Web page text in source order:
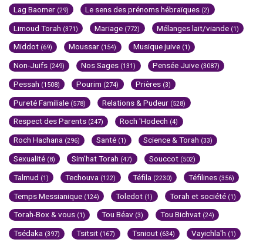
Lag Baomer (29) Le sens des prénoms hébraïques (2)
Limoud Torah (371) Mariage (772) Mélanges lait/viande (1)
Middot (69) Moussar (154) Musique juive (1)
Non-Juifs (249) Nos Sages (131) Pensée Juive (3087)
Pessah (1508) Pourim (274) Prières (3)
Pureté Familiale (578) Relations & Pudeur (528)
Respect des Parents (247) Roch 'Hodech (4)
Roch Hachana (296) Santé (1) Science & Torah (33)
Sexualité (8) Sim'hat Torah (47) Souccot (502)
Talmud (1) Techouva (122) Téfila (2230) Téfilines (356)
Temps Messianique (124) Toledot (1) Torah et société (1)
Torah-Box & vous (1) Tou Béav (3) Tou Bichvat (24)
Tsédaka (397) Tsitsit (167) Tsniout (634) Vayichla'h (1)